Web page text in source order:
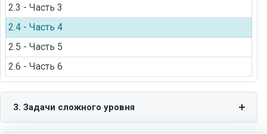
2.3 - Часть 3
2.4 - Часть 4
2.5 - Часть 5
2.6 - Часть 6
3. Задачи сложного уровня